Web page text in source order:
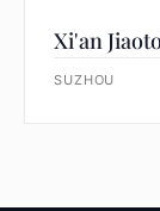
Xi'an
SUZHOU